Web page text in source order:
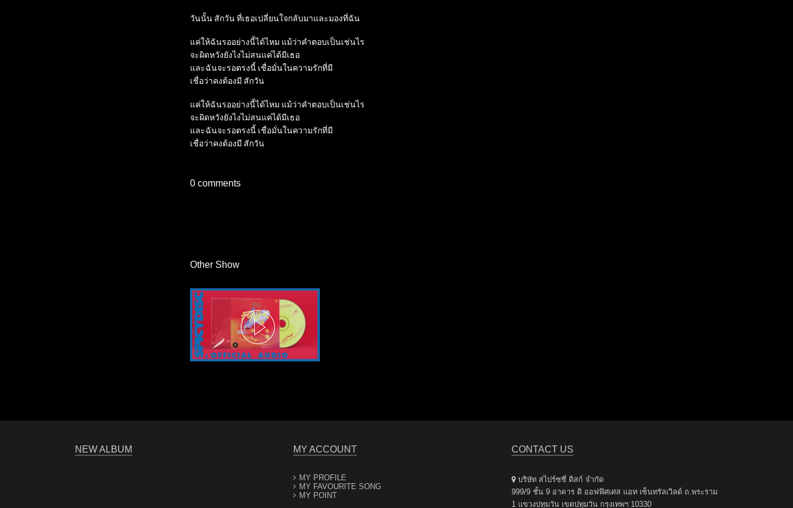
วันนั้น สักวัน ที่เธอเปลี่ยนใจกลับมาและมองที่ฉัน
แค่ให้ฉันรออย่างนี้ได้ไหม แม้ว่าคำตอบเป็นเช่นไร
จะผิดหวังยังไงไม่สนแค่ได้มีเธอ
และฉันจะรอตรงนี้ เชื่อมั่นในความรักที่มี
เชื่อว่าคงต้องมี สักวัน
แค่ให้ฉันรออย่างนี้ได้ไหม แม้ว่าคำตอบเป็นเช่นไร
จะผิดหวังยังไงไม่สนแค่ได้มีเธอ
และฉันจะรอตรงนี้ เชื่อมั่นในความรักที่มี
0 comments
Other Show
NEW ALBUM MY ACCOUNT
MY PROFILE
MY FAVOURITE SONG
MY POINT
CONTACT US
บริษัท สไปร์ซซี่ ดิสก์ จำกัด
999/9 ชั้น 9 อาคาร ดิ ออฟฟิศเศส แอท เซ็นทรัลเวิลด์ ถ.พระราม
1 แขวงปทุมวัน เขตปทุมวัน กรุงเทพฯ 10330